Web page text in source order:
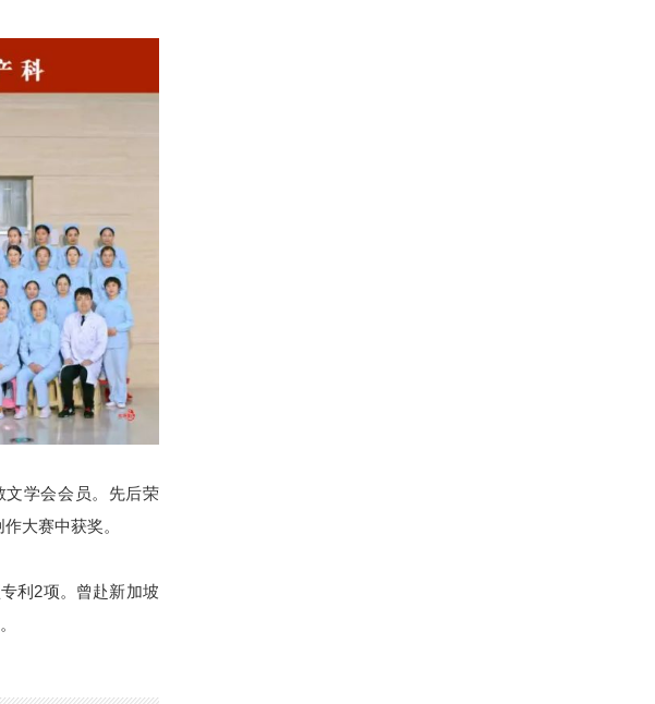
文学会会员。先后荣
大赛中获奖。
利2项。曾赴新加坡